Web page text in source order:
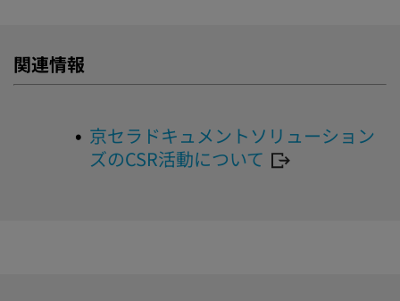
関連情報
京セラドキュメントソリューション
ズのCSR活動について